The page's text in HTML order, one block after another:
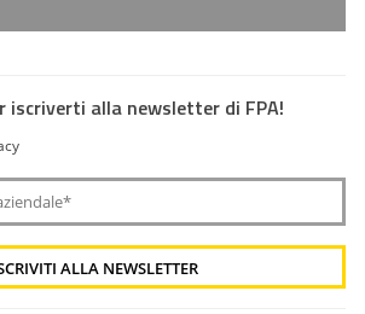
iscriverti alla newsletter di FPA!